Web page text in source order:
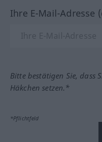
Ihre E-Mail-Adresse
Bitte bestätigen Sie, dass
Häkchen setzen.*
*Pflichtfeld